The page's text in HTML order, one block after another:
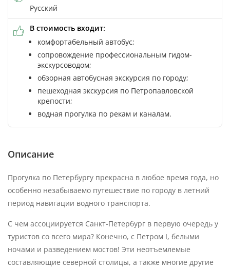
Русский
В стоимость входит:
комфортабельный автобус;
сопровождение профессиональным гидом-
экскурсоводом;
обзорная автобусная экскурсия по городу;
пешеходная экскурсия по Петропавловской
крепости;
водная прогулка по рекам и каналам.
Описание
Прогулка по Петербургу прекрасна в любое время года, но
особенно незабываемо путешествие по городу в летний
период навигации водного транспорта.
С чем ассоциируется Санкт-Петербург в первую очередь у
туристов со всего мира? Конечно, с Петром I, белыми
ночами и разведением мостов! Эти неотъемлемые
составляющие северной столицы, а также многие другие